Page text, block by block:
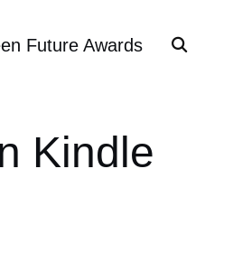
Future Awards
Kindle